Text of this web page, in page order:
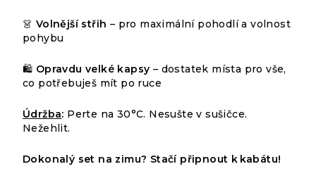
Průměrné
produktu
HODNOCENÍ
👗 Volnější střih – pro maximální pohodlí a volnost
pohybu
🛍️ Opravdu velké kapsy – dostatek místa pro vše,
co potřebuješ mít po ruce
Údržba: Perte na 30°C. Nesušte v sušičce.
Nežehlit.
Dokonalý set na zimu? Stačí připnout k kabátu!